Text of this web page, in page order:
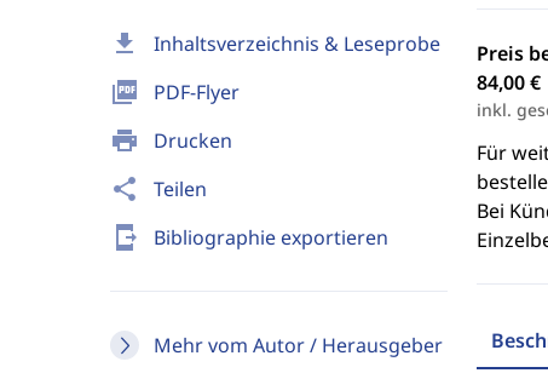
download Inhaltsverzeichnis & Leseprobe
picture_as_pdf PDF-Flyer
print Drucken
share Teilen
send_to_mobile Bibliographie exportieren
Mehr vom Autor / Herausgeber
Preis
84,00 €
inkl.
Für
Bei